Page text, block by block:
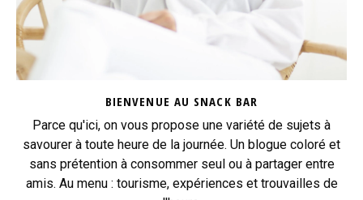
BIENVENUE AU SNACK BAR
Parce qu'ici, on vous propose une variété de sujets à
savourer à toute heure de la journée. Un blogue coloré et
sans prétention à consommer seul ou à partager entre
amis. Au menu : tourisme, expériences et trouvailles de